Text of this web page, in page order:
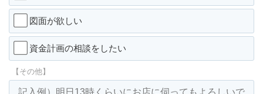
図面が欲しい
資金計画の相談をしたい
【その他】